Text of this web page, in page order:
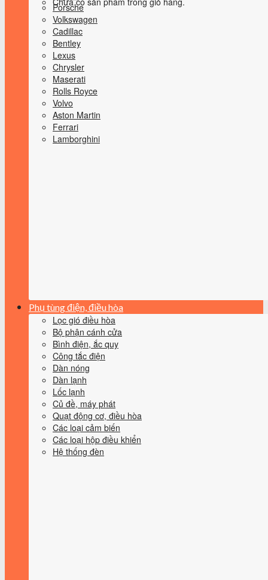
Porsche
Volkswagen
Cadillac
Bentley
Lexus
Chrysler
Maserati
Rolls Royce
Volvo
Aston Martin
Ferrari
Lamborghini
Phụ tùng điện, điều hòa
Lọc gió điều hòa
Bộ phận cánh cửa
Bình điện, ắc quy
Công tắc điện
Dàn nóng
Dàn lạnh
Lốc lạnh
Củ đề, máy phát
Quạt động cơ, điều hòa
Các loại cảm biến
Các loại hộp điều khiển
Hệ thống đèn